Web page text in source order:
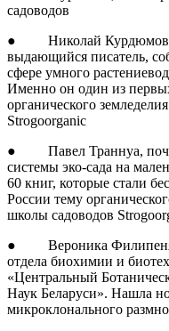
садоводов
● Николай Курдюмов,
выдающийся писатель,
сфере умного
Именно он один из
органического
Strogoorganiс
● Павел Траннуа,
системы эко-сада на
60 книг, которые стали
России тему
школы садоводов
● Вероника Филипеня,
отдела биохимии и
«Центральный
Наук Беларуси». Нашла
микроклонального